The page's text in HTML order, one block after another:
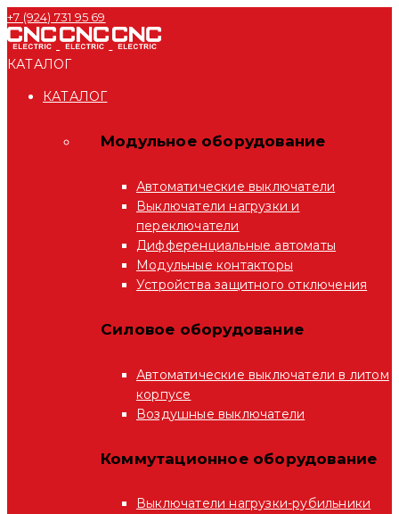
+7 (924) 731 95 69
КАТАЛОГ
КАТАЛОГ
Модульное оборудование
Автоматические выключатели
Выключатели нагрузки и
переключатели
Дифференциальные автоматы
Модульные контакторы
Устройства защитного отключения
Силовое оборудование
Автоматические выключатели в литом
корпусе
Воздушные выключатели
Коммутационное оборудование
Выключатели нагрузки-рубильники